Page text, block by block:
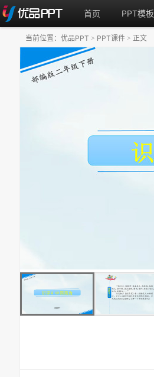
首页 PPT模板
当前位置： 优品PPT > PPT课件 > 正文